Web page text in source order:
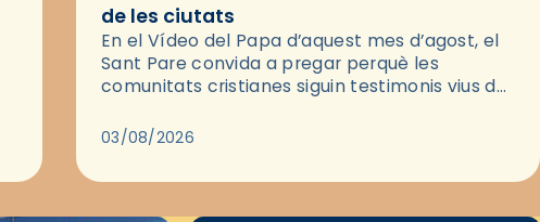
de les ciutats
En el Vídeo del Papa d’aquest mes d’agost, el
Sant Pare convida a pregar perquè les
comunitats cristianes siguin testimonis vius de
pregària, el…
03/08/2026